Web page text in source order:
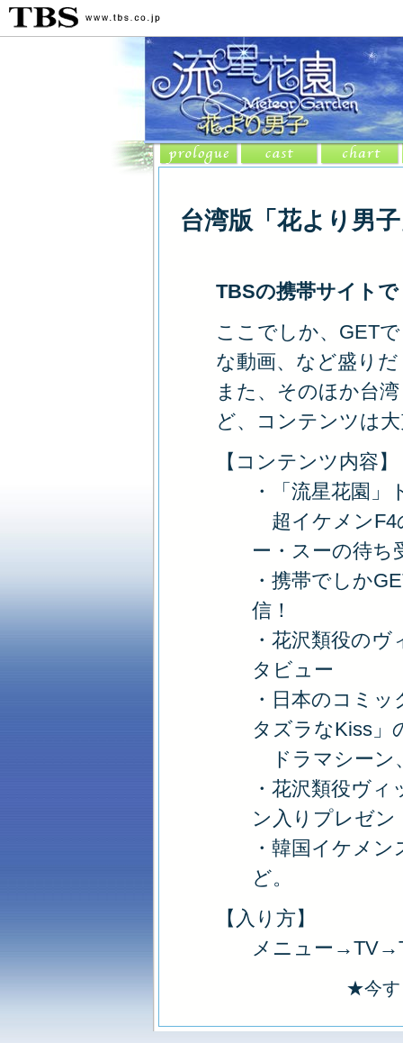
台湾版「花より男
TBSの携帯サイト
ここでしか、GET
な動画、など盛り
また、そのほか台
ど、コンテンツは
【コンテンツ内容】
・「流星花園
超イケメンF4
ー・スーの待ち
・携帯でしか
信！
・花沢類役の
タビュー
・日本のコミ
タズラなKiss」
ドラマシーン
・花沢類役ヴ
ン入りプレゼン
・韓国イケメ
ど。
【入り方】
メニュー
★今す